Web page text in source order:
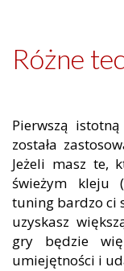
Różne
Pierwszą
została
Jeżeli masz te,
świeżym kleju
tuning bardzo ci
uzyskasz
gry będzie
umiejętności i